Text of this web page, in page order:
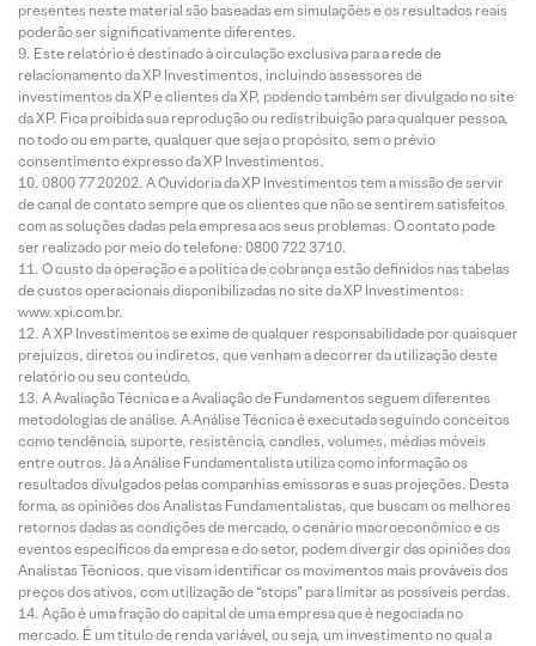
presentes neste material são baseadas em simulações e os resultados reais
poderão ser significativamente diferentes.
Este relatório é destinado à circulação exclusiva para a rede de
relacionamento da XP Investimentos, incluindo assessores de
investimentos da XP e clientes da XP, podendo também ser divulgado no site
da XP. Fica proibida sua reprodução ou redistribuição para qualquer pessoa,
no todo ou em parte, qualquer que seja o propósito, sem o prévio
consentimento expresso da XP Investimentos.
0800 77 20202. A Ouvidoria da XP Investimentos tem a missão de servir
de canal de contato sempre que os clientes que não se sentirem satisfeitos
com as soluções dadas pela empresa aos seus problemas. O contato pode
ser realizado por meio do telefone: 0800 722 3710.
O custo da operação e a política de cobrança estão definidos nas tabelas
de custos operacionais disponibilizadas no site da XP Investimentos:
www.xpi.com.br.
A XP Investimentos se exime de qualquer responsabilidade por quaisquer
prejuízos, diretos ou indiretos, que venham a decorrer da utilização deste
relatório ou seu conteúdo.
A Avaliação Técnica e a Avaliação de Fundamentos seguem diferentes
metodologias de análise. A Análise Técnica é executada seguindo conceitos
como tendência, suporte, resistência, candles, volumes, médias móveis
entre outros. Já a Análise Fundamentalista utiliza como informação os
resultados divulgados pelas companhias emissoras e suas projeções. Desta
forma, as opiniões dos Analistas Fundamentalistas, que buscam os melhores
retornos dadas as condições de mercado, o cenário macroeconômico e os
eventos específicos da empresa e do setor, podem divergir das opiniões dos
Analistas Técnicos, que visam identificar os movimentos mais prováveis dos
preços dos ativos, com utilização de “stops” para limitar as possíveis perdas.
Ação é uma fração do capital de uma empresa que é negociada no
mercado. É um título de renda variável, ou seja, um investimento no qual a